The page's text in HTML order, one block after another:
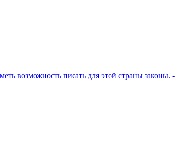
возможность писать для этой страны законы. -